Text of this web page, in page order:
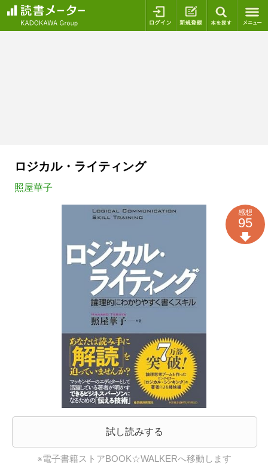
ログイン 新規登録
ロジカル・ライティング
照屋華子
試し読みする
※電子書籍ストアBOOK☆WALKERへ移動します
感想
95